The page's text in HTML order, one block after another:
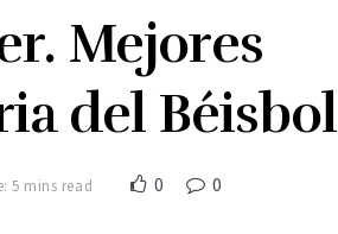
Mejores
del Béisbol
5 mins read 0 0